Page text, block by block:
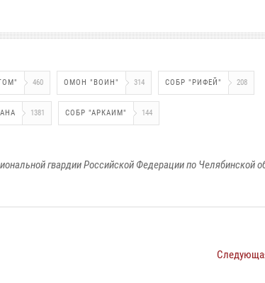
460 ОМОН "ВОИН" 314 СОБР "РИФЕЙ" 208
1381 СОБР "АРКАИМ" 144
гвардии Российской Федерации по Челябинской